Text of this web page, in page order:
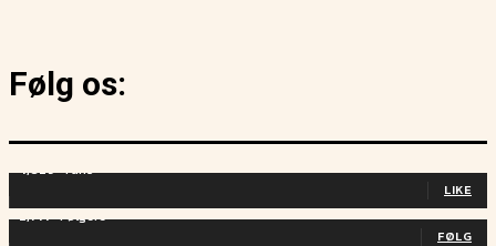
Følg os:
4,829 Fans
LIKE
2,714 Følgere
FØLG